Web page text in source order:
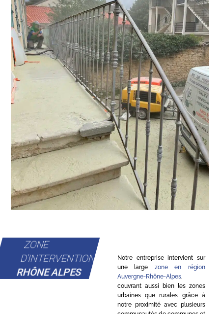
ZONE
D'INTERVENTION
RHÔNE ALPES
Notre entreprise intervient sur
une large zone en région
Auvergne-Rhône-Alpes,
couvrant aussi bien les zones
urbaines que rurales grâce à
notre proximité avec plusieurs